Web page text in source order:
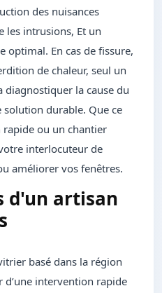
des nuisances
les intrusions, Et un
optimal. En cas de fissure,
de chaleur, seul un
la cause du
durable. Que ce
ou un chantier
interlocuteur de
améliorer vos fenêtres.
d'un artisan
basé dans la région
d’une intervention rapide